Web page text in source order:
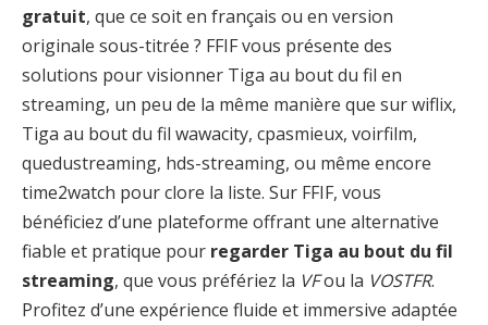
gratuit, que ce soit en français ou en version
originale sous-titrée ? FFIF vous présente des
solutions pour visionner Tiga au bout du fil en
streaming, un peu de la même manière que sur wiflix,
Tiga au bout du fil wawacity, cpasmieux, voirfilm,
quedustreaming, hds-streaming, ou même encore
time2watch pour clore la liste. Sur FFIF, vous
bénéficiez d’une plateforme offrant une alternative
fiable et pratique pour regarder Tiga au bout du fil
streaming, que vous préfériez la VFou la VOSTFR.
Profitez d’une expérience fluide et immersive adaptée